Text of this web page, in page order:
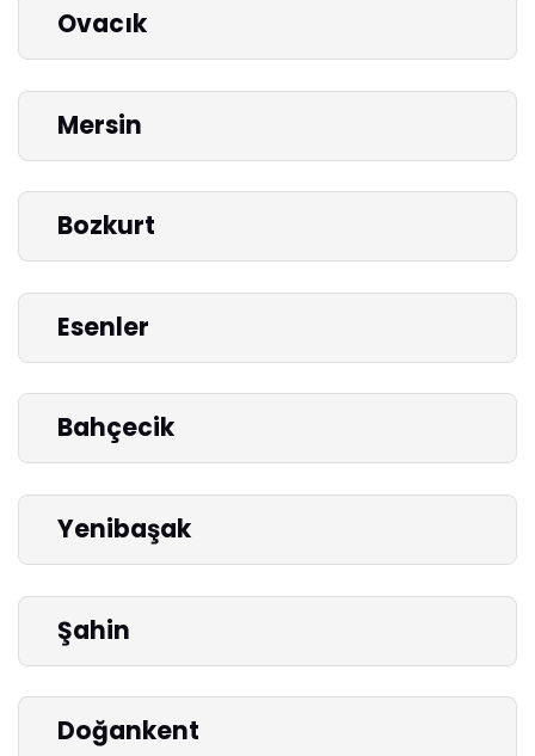
Ovacık
Mersin
Bozkurt
Esenler
Bahçecik
Yenibaşak
Şahin
Doğankent